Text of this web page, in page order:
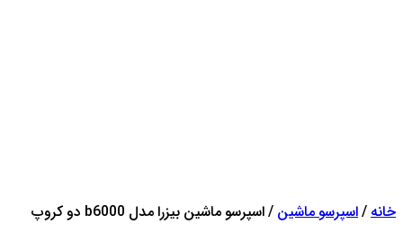
خانه / اسپرسو‌ ماشین / اسپرسو ماشین بیزرا مدل b6000 دو کروپ